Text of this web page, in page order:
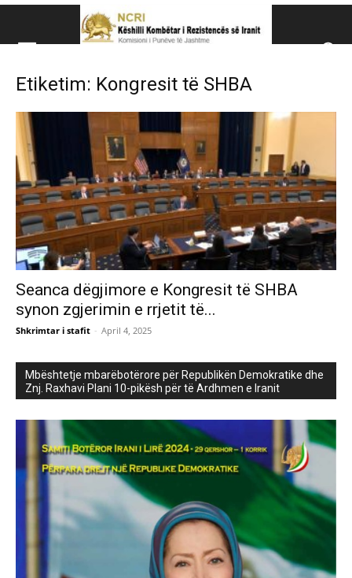
Këshillit Kombëtar të Rezistencës së Iranit (NCRI)
Etiketim: Kongresit të SHBA
Seanca dëgjimore e Kongresit të SHBA
synon zgjerimin e rrjetit të...
Shkrimtar i stafit - April 4, 2025
Mbështetje mbarëbotërore për Republikën Demokratike dhe
Znj. Raxhavi Plani 10-pikësh për të Ardhmen e Iranit